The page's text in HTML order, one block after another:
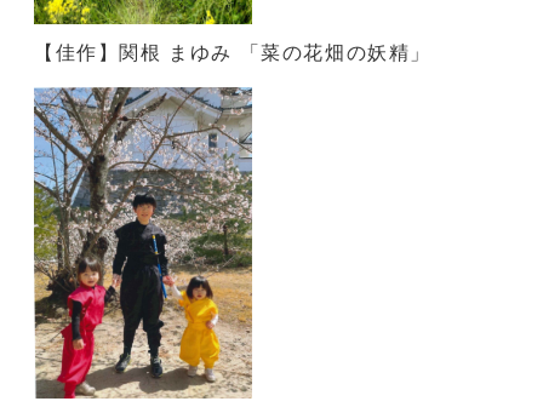
【佳作】関根 まゆみ 「菜の花畑の妖精」